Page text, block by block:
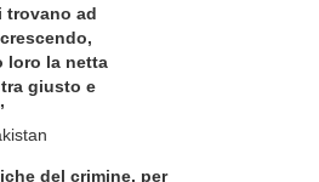
trovano ad
loro la netta
giusto e
del crimine, per